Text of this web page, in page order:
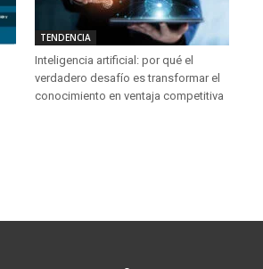
TENDENCIA
Inteligencia artificial: por qué el
verdadero desafío es transformar el
conocimiento en ventaja competitiva